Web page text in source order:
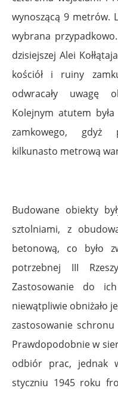
wynoszącą 9 metrów.
wybrana
dzisiejszej Alei
kościół i ruiny
odwracały uwagę
Kolejnym atutem
zamkowego, gdyż
kilkunasto metrową
Budowane obiekty
sztolniami, z
betonową, co było
potrzebnej III
Zastosowanie do
niewątpliwie obniżało
zastosowanie
Prawdopodobnie w
odbiór prac, jednak
styczniu 1945 roku